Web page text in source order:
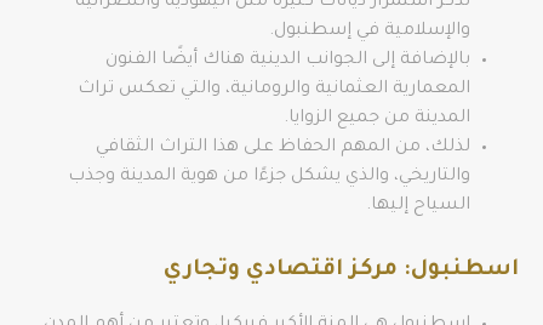
والإسلامية في إسطنبول.
بالإضافة إلى الجوانب الدينية هناك أيضًا الفنون
المعمارية العثمانية والرومانية، والتي تعكس تراث
المدينة من جميع الزوايا.
لذلك، من المهم الحفاظ على هذا التراث الثقافي
والتاريخي، والذي يشكل جزءًا من هوية المدينة وجذب
السياح إليها.
اسطنبول: مركز اقتصادي وتجاري